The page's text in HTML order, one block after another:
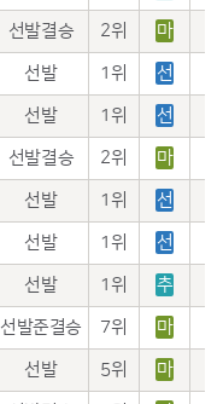
선발결승 2위 마
선발 1위 선
선발 1위 선
선발결승 2위 마
선발 1위 선
선발 1위 선
선발 1위 추
선발준결승 7위 마
선발 5위 마